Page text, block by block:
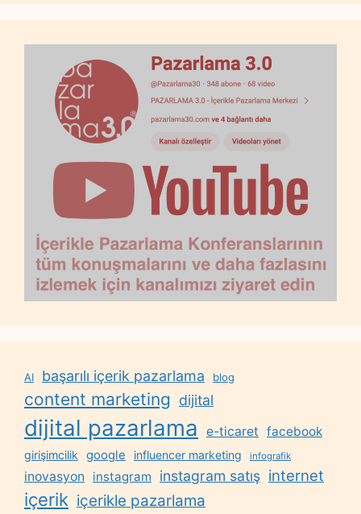
AI başarılı içerik pazarlama blog
content marketing dijital
dijital pazarlama e-ticaret facebook
girişimcilik google influencer marketing infografik
inovasyon instagram instagram satış internet
içerik içerikle pazarlama